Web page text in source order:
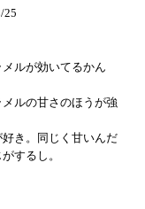
25
ルが効いてるかん
ルの甘さのほうが強
き。同じく甘いんだ
するし。